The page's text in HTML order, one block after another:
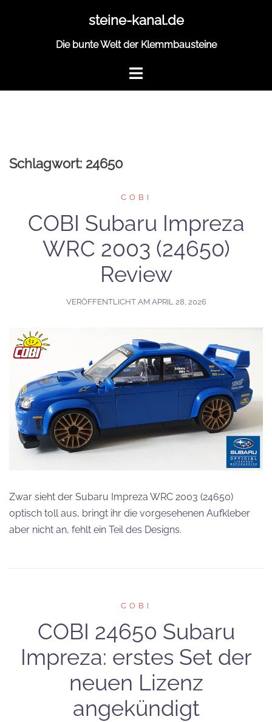
steine-kanal.de
Die bunte Welt der Klemmbausteine
Schlagwort: 24650
COBI
COBI Subaru Impreza
WRC 2003 (24650)
Review
VERÖFFENTLICHT AM APRIL 28, 2026
Zwar sieht der Subaru Impreza WRC 2003 (24650)
optisch toll aus, bringt ihr die vorgesehenen Aufkleber
aber nicht an, fehlt ein Teil des Designs.
COBI
COBI 24650 Subaru
Impreza: erstes Set der
neuen Lizenz
angekündigt